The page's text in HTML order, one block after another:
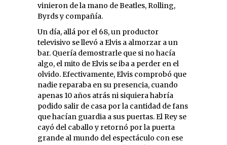
vinieron de la mano de Beatles, Rolling,
Byrds y compañía.
Un día, allá por el 68, un productor
televisivo se llevó a Elvis a almorzar a un
bar. Quería demostrarle que si no hacía
algo, el mito de Elvis se iba a perder en el
olvido. Efectivamente, Elvis comprobó que
nadie reparaba en su presencia, cuando
apenas 10 años atrás ni siquiera habría
podido salir de casa por la cantidad de fans
que hacían guardia a sus puertas. El Rey se
cayó del caballo y retornó por la puerta
grande al mundo del espectáculo con ese